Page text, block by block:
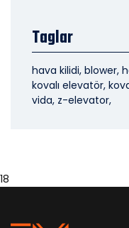
Taglar
hava kilidi, blower,
kovalı elevatör,
vida, z-elevator,
18